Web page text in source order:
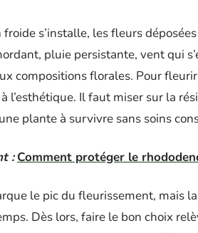
froide s’installe, les fleurs
pluie persistante, vent qui
compositions florales. Pour
l’esthétique. Il faut miser sur la
plante à survivre sans soins
: Comment protéger le
le pic du fleurissement, mais
Dès lors, faire le bon choix